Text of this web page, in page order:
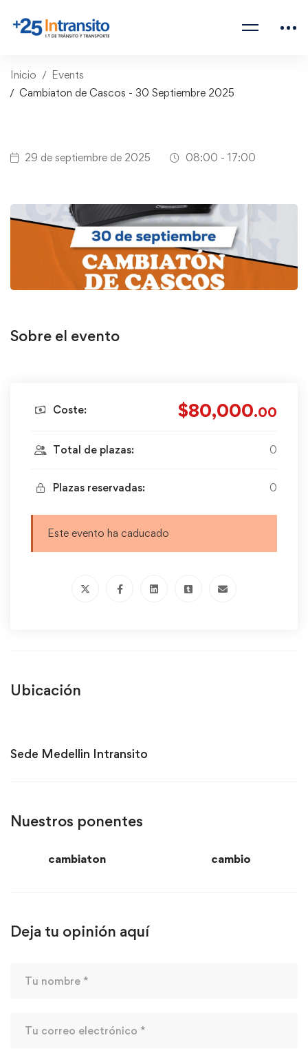
Inicio
Events
Cambiaton de Cascos - 30 Septiembre 2025
29 de septiembre de 2025 08:00 - 17:00
Sobre el evento
Coste: $80,000.00
Total de plazas: 0
Plazas reservadas: 0
Este evento ha caducado
Ubicación
Sede Medellin Intransito
Nuestros ponentes
cambiaton cambio
Deja tu opinión aquí